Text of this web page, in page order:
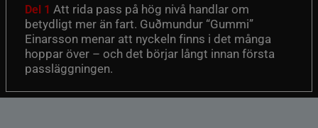
Del 1 Att rida pass på hög nivå handlar om
betydligt mer än fart. Guðmundur “Gummi”
Einarsson menar att nyckeln finns i det många
hoppar över – och det börjar långt innan första
passläggningen.